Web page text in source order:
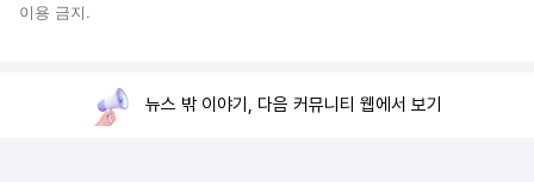
이용 금지.
뉴스 밖 이야기, 다음 커뮤니티 웹에서 보기